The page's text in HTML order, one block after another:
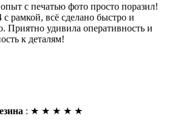
с печатью фото просто поразил!
с рамкой, всё сделано быстро и
Приятно удивила оперативность и
к деталям!
: ★ ★ ★ ★ ★